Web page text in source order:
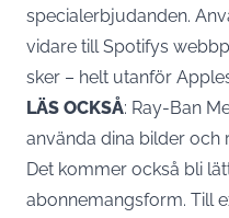
specialerbjudanden.
vidare till Spotifys
sker – helt utanför
LÄS OCKSÅ: Ray-Ban
använda dina bilder och
Det kommer också bli
abonnemangsform. Till